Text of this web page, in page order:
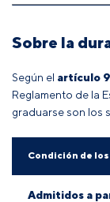
Sobre la
Según el artículo
Reglamento de la
graduarse son los
Condición de
Admitidos a